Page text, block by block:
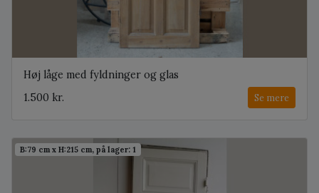
Høj låge med fyldninger og glas
1.500 kr.
Se mere
B:79 cm x H:215 cm, på lager: 1